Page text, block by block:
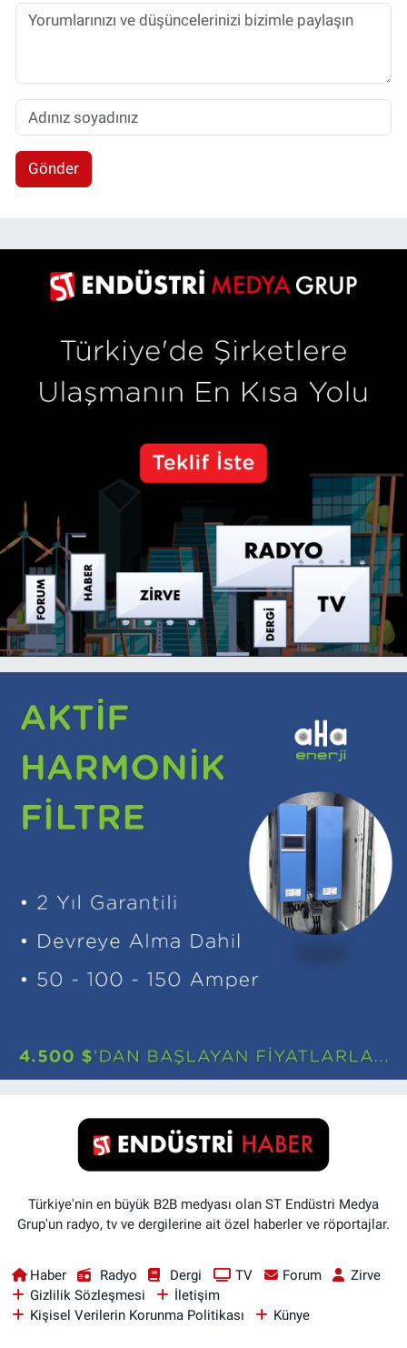
Gönder
Türkiye'nin en büyük B2B medyası olan ST Endüstri Medya
Grup'un radyo, tv ve dergilerine ait özel haberler ve röportajlar.
Haber Radyo Dergi TV Forum
Zirve
Gizlilik Sözleşmesi
İletişim
Kişisel Verilerin Korunma Politikası
Künye